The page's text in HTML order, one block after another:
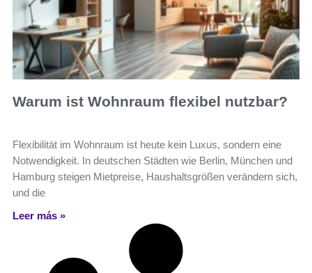
Warum ist Wohnraum flexibel nutzbar?
Flexibilität im Wohnraum ist heute kein Luxus, sondern eine
Notwendigkeit. In deutschen Städten wie Berlin, München und
Hamburg steigen Mietpreise, Haushaltsgrößen verändern sich,
und die
Leer más »